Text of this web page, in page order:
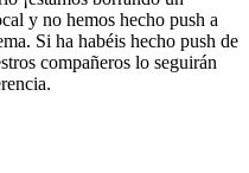
y no hemos hecho push a
Si ha habéis hecho push de
compañeros lo seguirán